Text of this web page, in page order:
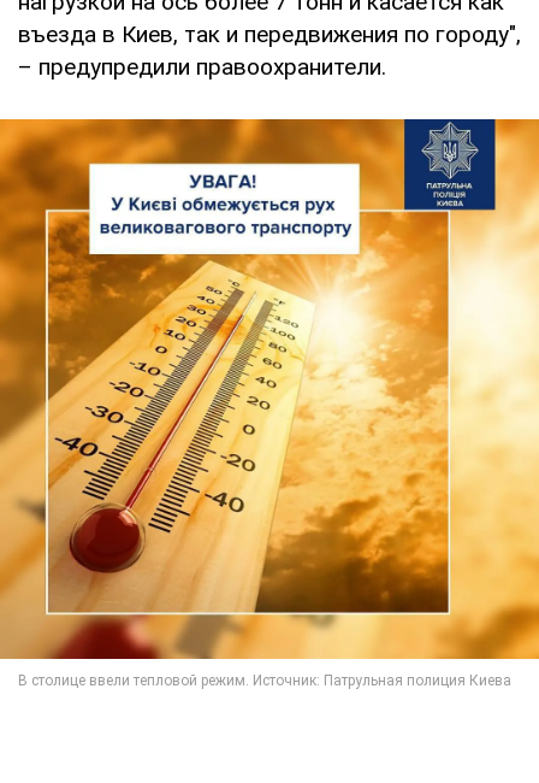
въезда в Киев, так и передвижения по городу",
– предупредили правоохранители.